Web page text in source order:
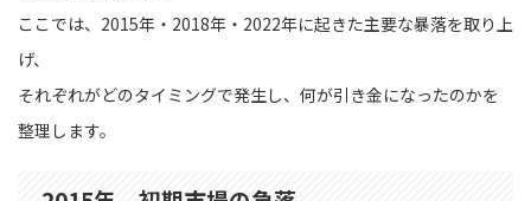
ここでは、2015年・2018年・2022年に起きた主要な暴落を取り上
げ、
それぞれがどのタイミングで発生し、何が引き金になったのかを
整理します。